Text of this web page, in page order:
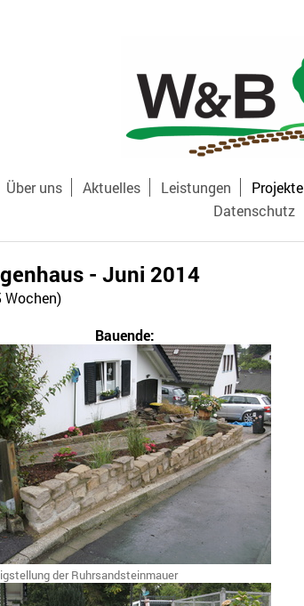
Über uns Aktuelles Leistungen Projekte
Datenschutz
- Juni 2014
Wochen)
Bauende:
der Ruhrsandsteinmauer